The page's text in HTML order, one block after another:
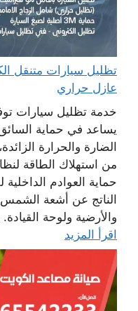
عازل حراري
خدمة تظليل سيارات
يساعد في حماية
الضارة والحرارة
من استهلاك الطاقة
حماية العوادم
الناتج عن أشعة
والأرضية ولوحة
اقرأ المزيد